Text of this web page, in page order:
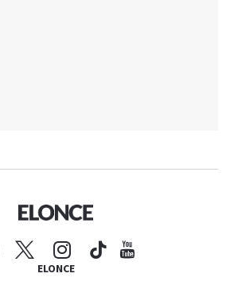
ELONCE